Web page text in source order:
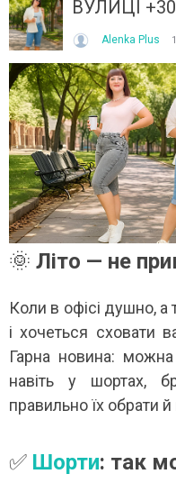
ЯКЕ ПОСТІЙНО ДИВУЄ: ЯК
ЗРАНКУ СПЕКА, А ВВЕЧЕРІ
літа погода ніби вирішила
до сюрпризів. Зранку
після обіду приходить
далі →
ВУЛИЦІ
Alenka Plus
🌞 Літо — не
Коли в офісі душно, а
і хочеться сховати
Гарна новина:
навіть у шортах,
правильно їх обрати
✅ Шорти: так